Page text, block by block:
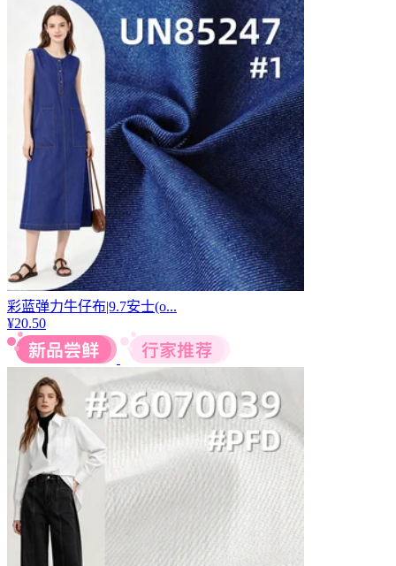
彩蓝弹力牛仔布|9.7安士(o...
¥20.50